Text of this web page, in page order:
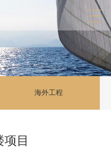
海外工程
目